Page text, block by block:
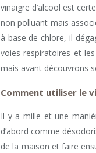
vinaigre d’alcool est
non polluant mais
à base de chlore, il
voies respiratoires et
mais avant découvrons
Comment utiliser le
Il y a mille et une
d’abord comme
de la maison et faire